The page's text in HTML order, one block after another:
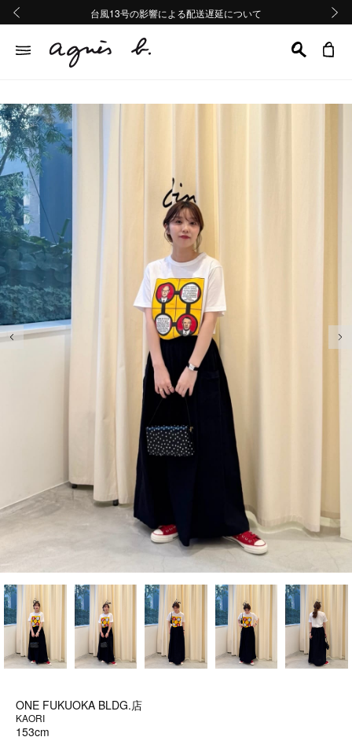
熊本地域地震の影響による配送遅延について
Summer Sale 2buy10%OFF!!
台風13号の影響による配送遅延について
熊本地域地震の影響による配送遅延について
Summer Sale 2buy10%OFF!!
前の画像
ONE FUKUOKA BLDG.店
KAORI
153cm